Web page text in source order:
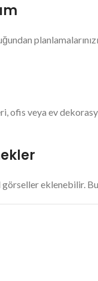
planlamalarınızı
ofis veya ev
eklenebilir.